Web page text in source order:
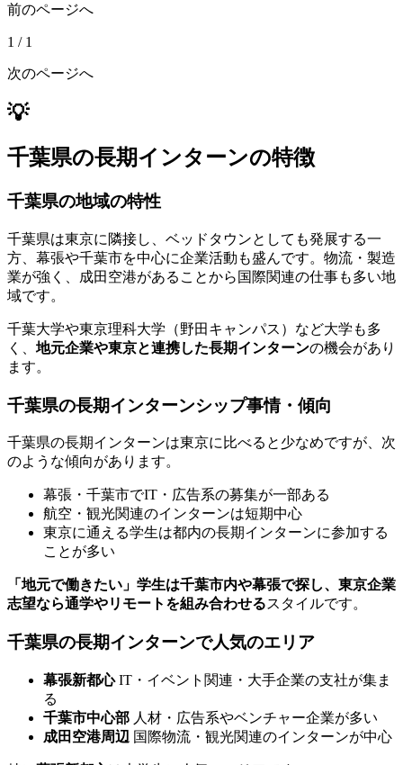
前のページへ
1 / 1
次のページへ
💡
千葉県の長期インターンの特徴
千葉県の地域の特性
千葉県は東京に隣接し、ベッドタウンとしても発展する一
方、幕張や千葉市を中心に企業活動も盛んです。物流・製造
業が強く、成田空港があることから国際関連の仕事も多い地
域です。
千葉大学や東京理科大学（野田キャンパス）など大学も多
く、 地元企業や東京と連携した長期インターンの機会があり
ます。
千葉県の長期インターンシップ事情・傾向
千葉県の長期インターンは東京に比べると少なめですが、次
のような傾向があります。
幕張・千葉市でIT・広告系の募集が一部ある
航空・観光関連のインターンは短期中心
東京に通える学生は都内の長期インターンに参加する
ことが多い
「地元で働きたい」学生は千葉市内や幕張で探し、東京企業
志望なら通学やリモートを組み合わせるスタイルです。
千葉県の長期インターンで人気のエリア
幕張新都心IT・イベント関連・大手企業の支社が集ま
る
千葉市中心部 人材・広告系やベンチャー企業が多い
成田空港周辺 国際物流・観光関連のインターンが中心